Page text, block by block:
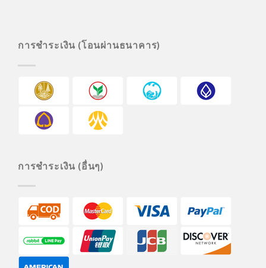
การชำระเงิน (โอนผ่านธนาคาร)
การชำระเงิน (อื่นๆ)